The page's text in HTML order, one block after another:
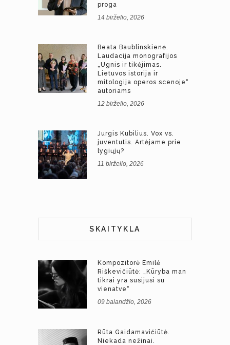
proga
14 birželio, 2026
Beata Baublinskienė.
Laudacija monografijos
„Ugnis ir tikėjimas.
Lietuvos istorija ir
mitologija operos scenoje“
autoriams
12 birželio, 2026
Jurgis Kubilius. Vox vs.
juventutis. Artėjame prie
lygiųjų?
11 birželio, 2026
SKAITYKLA
Kompozitorė Emilė
Riškevičiūtė: „Kūryba man
tikrai yra susijusi su
vienatve“
09 balandžio, 2026
Rūta Gaidamavičiūtė.
Niekada nežinai.